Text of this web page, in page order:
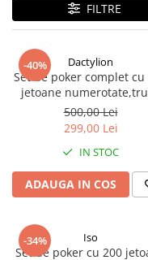
FILTRE
-40% Dactylion
Set de poker complet cu
jetoane
depozitare din aluminiu
Multicolor
500,00 Lei
299,00 Lei
IN STOC
ADAUGA IN COS
-34% Iso
Set de poker cu 200